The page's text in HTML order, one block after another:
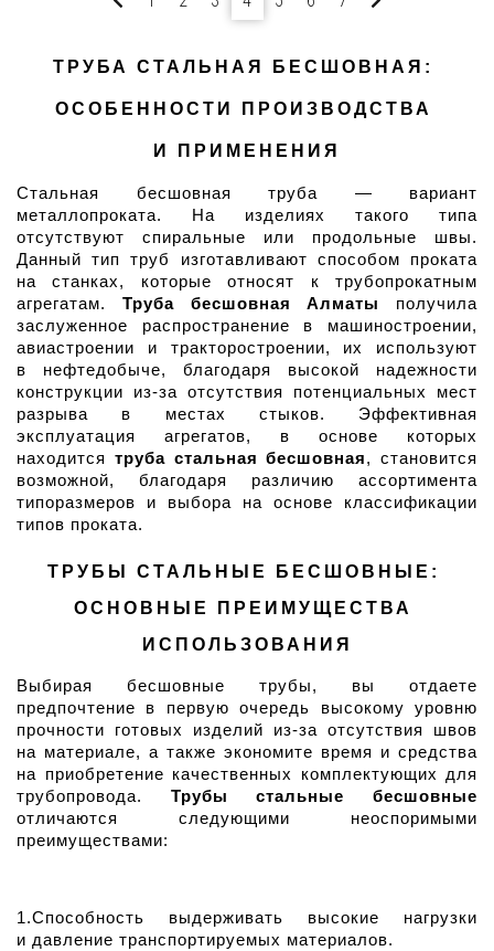
ТРУБА СТАЛЬНАЯ БЕСШОВНАЯ:
ОСОБЕННОСТИ ПРОИЗВОДСТВА
И ПРИМЕНЕНИЯ
Стальная бесшовная труба — вариант
металлопроката. На изделиях такого типа
отсутствуют спиральные или продольные швы.
Данный тип труб изготавливают способом проката
на станках, которые относят к трубопрокатным
агрегатам. Труба бесшовная Алматы
получила
заслуженное распространение в машиностроении,
авиастроении и тракторостроении, их используют
в нефтедобыче, благодаря высокой надежности
конструкции из-за отсутствия потенциальных мест
разрыва в местах стыков. Эффективная
эксплуатация агрегатов, в основе которых
находится труба стальная бесшовная, становится
возможной, благодаря различию ассортимента
типоразмеров и выбора на основе классификации
типов проката.
ТРУБЫ СТАЛЬНЫЕ БЕСШОВНЫЕ:
ОСНОВНЫЕ ПРЕИМУЩЕСТВА
ИСПОЛЬЗОВАНИЯ
Выбирая бесшовные трубы, вы отдаете
предпочтение в первую очередь высокому уровню
прочности готовых изделий из-за отсутствия швов
на материале, а также экономите время и средства
на приобретение качественных комплектующих для
трубопровода. Трубы стальные бесшовные
отличаются следующими неоспоримыми
преимуществами:
1.Способность выдерживать высокие нагрузки
и давление транспортируемых материалов.